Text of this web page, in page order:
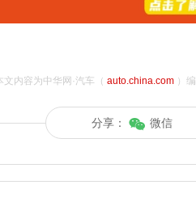
文内容为中华网·汽车（ auto.china.com）编
分享： 微信